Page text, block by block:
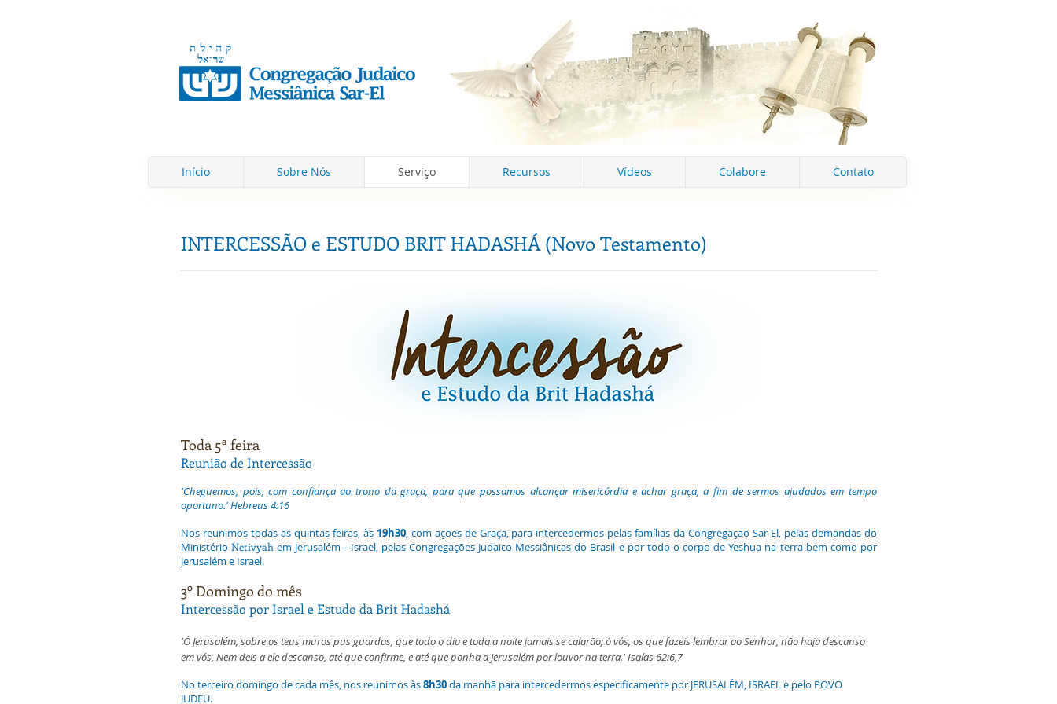
Início Sobre Nós Serviço Recursos Vídeos Colabore Contato
INTERCESSÃO e ESTUDO BRIT HADASHÁ (Novo Testamento)
Toda 5ª feira
Reunião de Intercessão
'Cheguemos, pois, com confiança ao trono da graça, para que possamos alcançar misericórdia e achar graça, a fim de sermos ajudados em tempo
oportuno.' Hebreus 4:16
Nos reunimos todas as quintas-feiras, às 19h30, com ações de Graça, para intercedermos pelas famílias da Congregação Sar-El, pelas demandas do
MinistérioNetivyah em Jerusalém - Israel, pelas Congregações Judaico Messiânicas do Brasil e por todo o corpo de Yeshua na terra bem como por
Jerusalém e Israel.
3º Domingo do mês
Intercessão por Israel e Estudo da Brit Hadashá
'Ó Jerusalém, sobre os teus muros pus guardas, que todo o dia e toda a noite jamais se calarão; ó vós, os que fazeis lembrar ao Senhor, não haja descanso
em vós, Nem deis a ele descanso, até que confirme, e até que ponha a Jerusalém por louvor na terra.' Isaías 62:6,7
No terceiro domingo de cada mês, nos reunimos às8h30da manhã para intercedermos especificamente por JERUSALÉM, ISRAEL e pelo POVO
JUDEU.